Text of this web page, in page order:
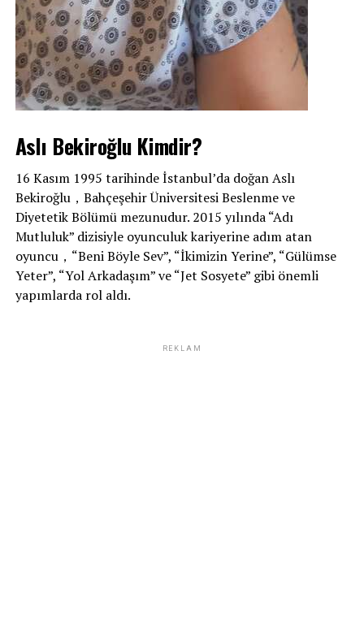
Aslı Bekiroğlu Kimdir?
16 Kasım 1995 tarihinde İstanbul’da doğan Aslı
Bekiroğlu，Bahçeşehir Üniversitesi Beslenme ve
Diyetetik Bölümü mezunudur. 2015 yılında “Adı
Mutluluk” dizisiyle oyunculuk kariyerine adım atan
oyuncu，“Beni Böyle Sev”, “İkimizin Yerine”, “Gülümse
Yeter”, “Yol Arkadaşım” ve “Jet Sosyete” gibi önemli
yapımlarda rol aldı.
REKLAM